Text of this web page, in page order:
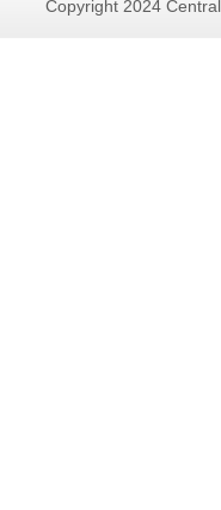
Copyright 2024